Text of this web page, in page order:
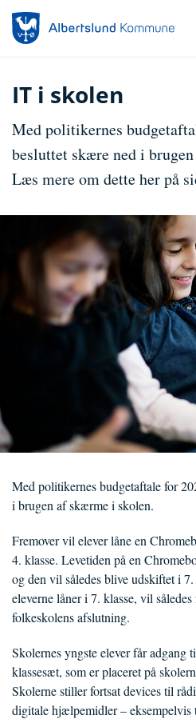
IT i skolen
Med politikernes
besluttet skære ned i
Læs mere om dette her på
Med politikernes budgetaftale for
i brugen af skærme i skolen.
Fremover vil elever låne en
4. klasse. Levetiden på en
og den vil således blive udskiftet i
eleverne låner i 7. klasse, vil
folkeskolens afslutning.
Skolernes yngste elever får adgang
klassesæt, som er placeret på
Skolerne stiller fortsat devices til
digitale hjælpemidler – eksempelvis